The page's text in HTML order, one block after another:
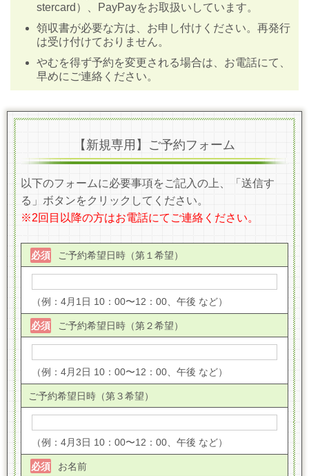
stercard）、PayPayをお取扱いしています。
領収書が必要な方は、お申し付けください。再発行
は受け付けておりません。
やむを得ず予約を変更される場合は、お電話にて、
早めにご連絡ください。
【新規専用】ご予約フォーム
以下のフォームに必要事項をご記入の上、「送信す
る」ボタンをクリックしてください。
※2回目以降の方はお電話にてご連絡ください。
ご予約希望日時（第１希望）
必須
（例：4月1日 10：00〜12：00、午後 など）
ご予約希望日時（第２希望）
必須
（例：4月2日 10：00〜12：00、午後 など）
ご予約希望日時（第３希望）
（例：4月3日 10：00〜12：00、午後 など）
お名前
必須